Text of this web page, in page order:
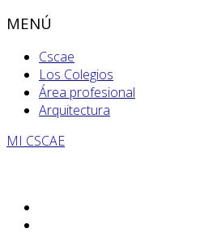
MENÚ
Cscae
Los Colegios
Área profesional
Arquitectura
MI CSCAE